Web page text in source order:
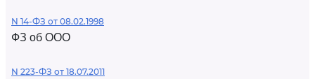
N 14-ФЗ от 08.02.1998
ФЗ об ООО
N 223-ФЗ от 18.07.2011